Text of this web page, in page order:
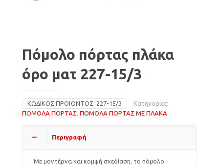
Πόμολο πόρτας πλάκα
όρο ματ 227-15/3
ΚΩΔΙΚΌΣ ΠΡΟΪΌΝΤΟΣ: 227-15/3
Κατηγορίες:
ΠΟΜΟΛΑ ΠΟΡΤΑΣ, ΠΟΜΟΛΑ ΠΟΡΤΑΣ ΜΕ ΠΛΑΚΑ
Περιγραφή
Με μοντέρνα και κομψή σχεδίαση, το πόμολο